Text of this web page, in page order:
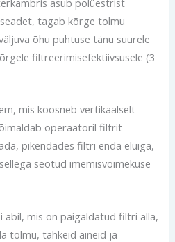
asub polüestrist
tagab kõrge tolmu
õhu puhtuse tänu suurele
filtreerimisefektiivsusele (3
mis koosneb vertikaalselt
operaatoril filtrit
pikendades filtri enda eluiga,
seotud imemisvõimekuse
abil, mis on paigaldatud filtri alla,
tolmu, tahkeid aineid ja